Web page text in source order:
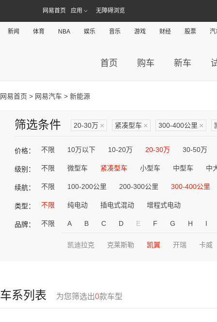
网易首页 应用 无障碍浏览
新闻 体育 NBA 娱乐 音乐 游戏 财经 股票 汽
首页 购车 新车
网易首页 > 网易汽车 > 新能源
筛选条件 20-30万 × 紧凑型车 × 300-400公里 ×
价格： 不限 10万以下 10-20万 20-30万 30-50万
级别： 不限 微型车 紧凑型车 小型车 中型车 中
续航： 不限 100-200公里 200-300公里 300-400公里
类型： 不限 纯电动 插电式混动 增程式电动
品牌： 不限 A B C D E F G H I
凯迪拉克 克莱斯勒 凯翼 开瑞 卡威
车系列表 为您筛选出0款车型